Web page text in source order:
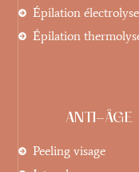
Épilation électrolyse
Épilation
ANTI-ÂGE
Peeling visage